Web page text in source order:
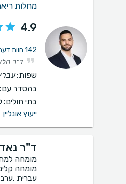
מחלות
4.9
142 חוות דעת על מחלות ריאה
שפות:
בהסדר עם:
בתי חולים:
ייעוץ אונליין
ד"ר
מומחה
עברית